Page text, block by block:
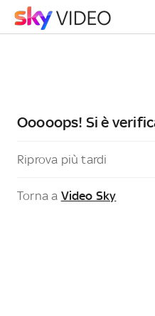
Ooooops! Si è
Riprova più tardi
Torna a Video Sky